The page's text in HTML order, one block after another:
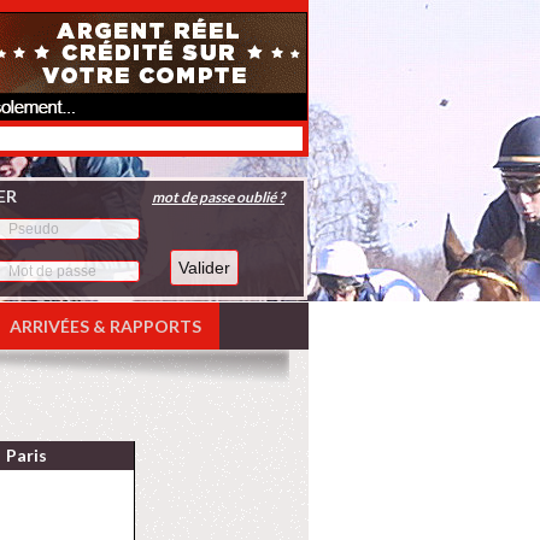
mot de passe oublié ?
ARRIVÉES & RAPPORTS
Paris